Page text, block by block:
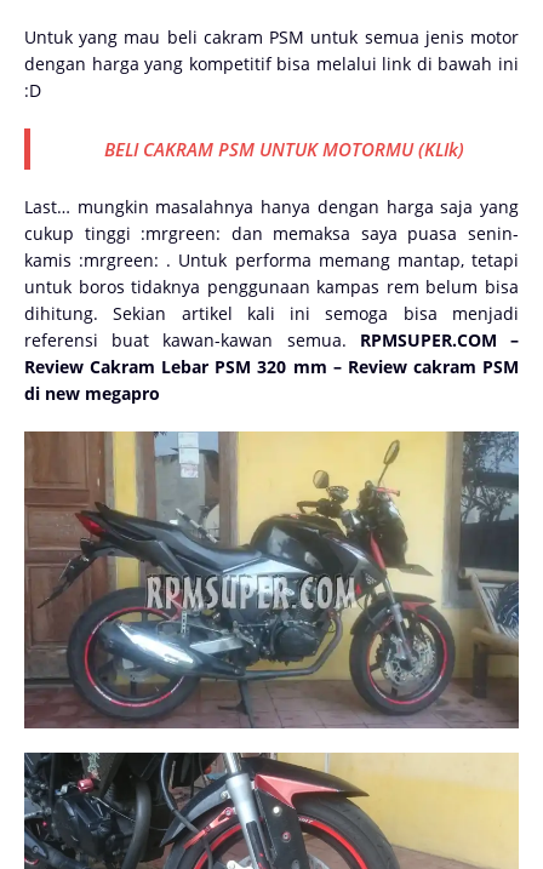
Untuk yang mau beli cakram PSM untuk semua jenis motor
dengan harga yang kompetitif bisa melalui link di bawah ini
:D
BELI CAKRAM PSM UNTUK MOTORMU (KLIk)
Last… mungkin masalahnya hanya dengan harga saja yang
cukup tinggi :mrgreen: dan memaksa saya puasa senin-
kamis :mrgreen: . Untuk performa memang mantap, tetapi
untuk boros tidaknya penggunaan kampas rem belum bisa
dihitung. Sekian artikel kali ini semoga bisa menjadi
referensi buat kawan-kawan semua. RPMSUPER.COM –
Review Cakram Lebar PSM 320 mm – Review cakram PSM
di new megapro